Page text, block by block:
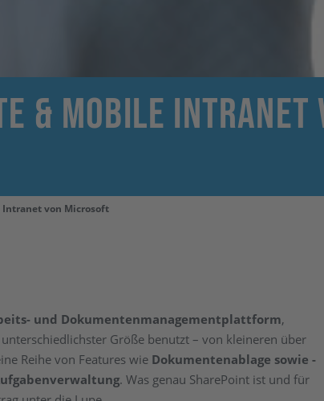
& mobile Intranet
Intranet von Microsoft
und Dokumentenmanagementplattform,
Größe benutzt – von kleineren über
Reihe von Features wie Dokumentenablage sowie -
. Was genau SharePoint ist und für